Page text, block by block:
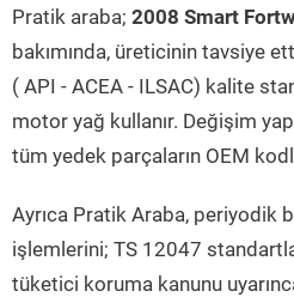
Pratik araba; 2008 Smart
bakımında, üreticinin tavsiye
( API - ACEA - ILSAC) kalite
motor yağ kullanır. Değişim
tüm yedek parçaların OEM
Ayrıca Pratik Araba, periyodik
işlemlerini; TS 12047
tüketici koruma kanunu